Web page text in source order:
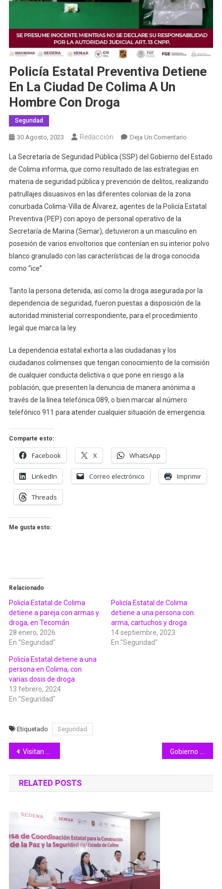
Policía Estatal Preventiva Detiene
En La Ciudad De Colima A Un
Hombre Con Droga
Seguridad
30 Agosto, 2023 Redacción Deja Un ComentarioEn
Estatal
Preventiva
Detiene
En
La
Colima
Droga
La Secretaría de Seguridad Pública (SSP) del Gobierno del Estado
de Colima informa, que como resultado de las estrategias en
materia de seguridad pública y prevención de delitos, realizando
patrullajes disuasivos en las diferentes colonias de la zona
conurbada Colima-Villa de Álvarez, agentes de la Policía Estatal
Preventiva (PEP) con apoyo de personal operativo de la
Secretaría de Marina (Semar), detuvieron a un masculino en
posesión de varios envoltorios que contenían en su interior polvo
blanco granulado con las características de la droga conocida
como “ice”.
Tanto la persona detenida, así como la droga asegurada por la
dependencia de seguridad, fueron puestas a disposición de la
autoridad ministerial correspondiente, para el procedimiento
legal que marca la ley.
La dependencia estatal exhorta a las ciudadanas y los
ciudadanos colimenses que tengan conocimiento de la comisión
de cualquier conducta delictiva o que pone en riesgo a la
población, que presenten la denuncia de manera anónima a
través de la línea telefónica 089, o bien marcar al número
telefónico 911 para atender cualquier situación de emergencia.
Comparte esto:
Facebook X WhatsApp
LinkedIn Correo electrónico Imprimir
Threads
Me gusta esto:
Relacionado
Policía Estatal de Colima
detiene a pareja con armas y
droga, en Tecomán
28 enero, 2026
En "Seguridad"
Policía Estatal de Colima
detiene a una persona con
arma, cartuchos y droga
14 septiembre, 2023
En "Seguridad"
Policía Estatal detiene a una
persona en Colima, con
varias dosis de droga
13 febrero, 2024
En "Seguridad"
Etiquetado Seguridad
Navegación
de
entradas
Visitan Puerto de Manzanillo especialistas japoneses en desastres
RELATED POSTS